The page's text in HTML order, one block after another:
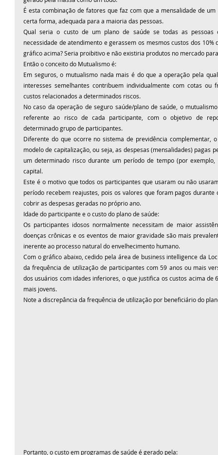
É esta combinação de fatores que faz com que a mensalidade de
certa forma, adequada para a maioria das pessoas.
Qual seria o custo de um plano de saúde se todas as pessoas
necessidade de atendimento e gerassem os mesmos custos dos 10%
gráfico acima? Seria proibitivo e não existiria produtos no mercado
Então o conceito do Mutualismo é:
Em seguros, o mutualismo nada mais é do que a operação pela
interesses semelhantes contribuem individualmente com cotas ou
custos relacionados a determinados riscos.
No caso da operação de seguro saúde/plano de saúde, o
referente ao risco de cada participante, com o objetivo de
determinado grupo de participantes.
Diferente do que ocorre no sistema de previdência complementar,
modelo de capitalização, ou seja, as despesas (mensalidades) pagas
um determinado risco durante um período de tempo (por
capital.
Este é o motivo que todos os participantes que usaram ou não
período recebem reajustes, pois os valores que foram pagos
cobrir as despesas geradas no próprio ano.
Idade do participante e o custo do plano de saúde:
Os participantes idosos normalmente necessitam de maior
doenças crônicas e os eventos de maior gravidade são mais
inerente ao processo natural do envelhecimento humano.
Com o gráfico abaixo, cedido pela área de business intelligence da
da frequência de utilização de participantes com 59 anos ou mais
dos usuários com idades inferiores, o que justifica os custos acima de
mais jovens.
Note a discrepância da frequência de utilização por beneficiário do
Portanto, o custo em programas de saúde é gerado pela: